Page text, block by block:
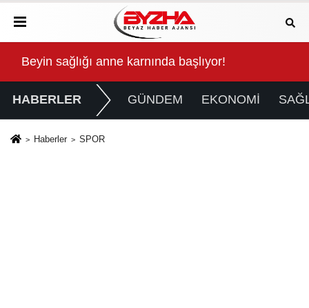
Yolculuk” Yaptı
Beyin sağlığı anne karnında başlıyor!
HABERLER GÜNDEM EKONOMİ
Haberler SPOR